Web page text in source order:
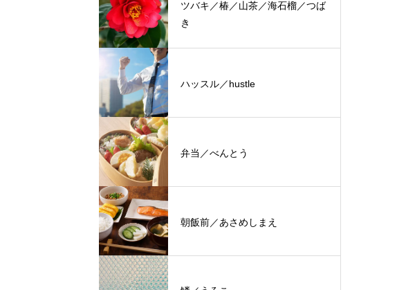
ツバキ／椿／山茶／海石榴／つば
き
ハッスル／hustle
弁当／べんとう
朝飯前／あさめしまえ